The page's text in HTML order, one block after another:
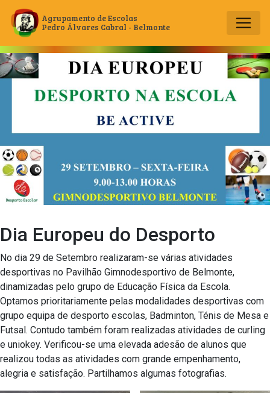
Main Navigation
Agrupamento de Escolas
Pedro Álvares Cabral - Belmonte
Dia Europeu do Desporto
No dia 29 de Setembro realizaram-se várias atividades
desportivas no Pavilhão Gimnodesportivo de Belmonte,
dinamizadas pelo grupo de Educação Física da Escola.
Optamos prioritariamente pelas modalidades desportivas com
grupo equipa de desporto escolas, Badminton, Ténis de Mesa e
Futsal. Contudo também foram realizadas atividades de curling
e uniokey. Verificou-se uma elevada adesão de alunos que
realizou todas as atividades com grande empenhamento,
alegria e satisfação. Partilhamos algumas fotografias.